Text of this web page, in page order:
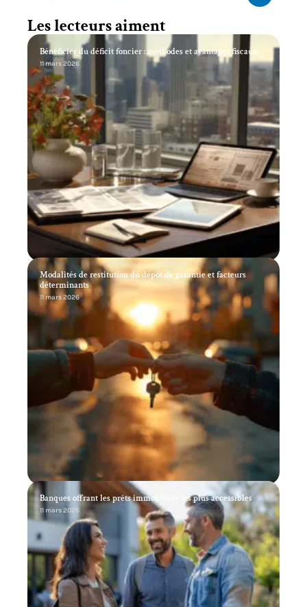
Les lecteurs aiment
Bénéficier du déficit foncier : méthodes et avantages fiscaux
11 mars 2026
Modalités de restitution du dépôt de garantie et facteurs
déterminants
11 mars 2026
Banques offrant les prêts immobiliers les plus accessibles
11 mars 2026